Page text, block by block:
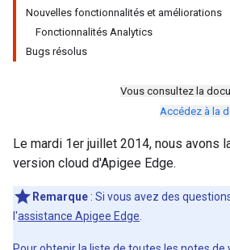
Nouvelles fonctionnalités et améliorations
Fonctionnalités Analytics
Bugs résolus
Vous consultez la
Accédez à la
Le mardi 1er juillet 2014, nous avons
version cloud d'Apigee Edge.
Remarque : Si vous avez des
l'assistance Apigee Edge